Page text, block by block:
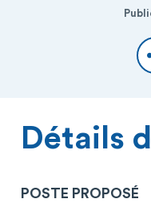
Détails
POSTE PROPOSÉ